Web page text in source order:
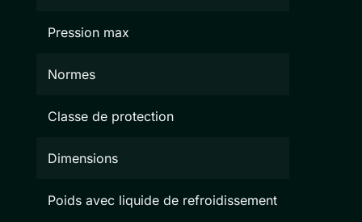
Pression max
Normes
Classe de protection
Dimensions
Poids avec liquide de refroidissement